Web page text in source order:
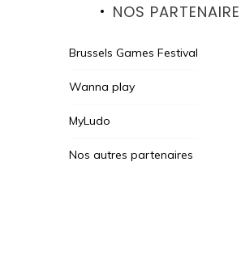
NOS
Brussels Games Festival
Wanna play
MyLudo
Nos autres partenaires